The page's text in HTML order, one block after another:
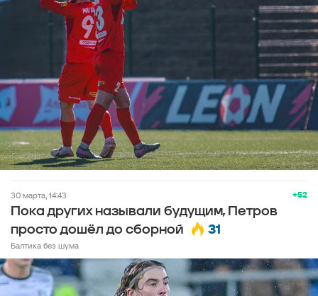
+52
30 марта, 14:43
Пока других называли будущим, Петров
просто дошёл до сборной
31
Балтика без шума